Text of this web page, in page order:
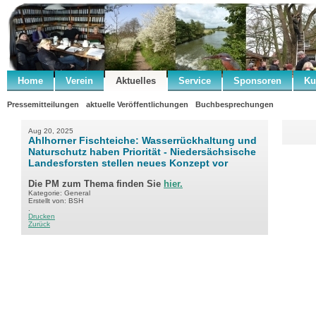
Home Verein Aktuelles Service Sponsoren
Pressemitteilungen aktuelle Veröffentlichungen Buchbesprechungen
Aug 20, 2025
Ahlhorner Fischteiche: Wasserrückhaltung und
Naturschutz haben Priorität - Niedersächsische
Landesforsten stellen neues Konzept vor
Die PM zum Thema finden Sie hier.
Kategorie: General
Erstellt von: BSH
Drucken
Zurück